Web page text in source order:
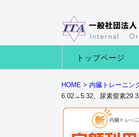
トップページ
HOME > 内臓トレーニン
6.02→5.32、尿素窒素